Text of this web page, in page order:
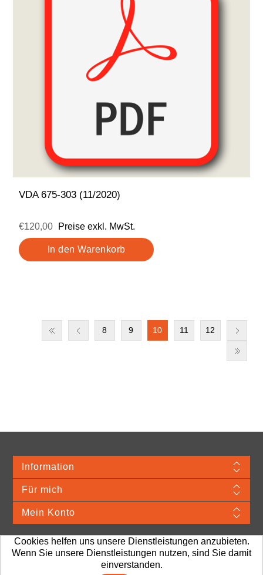
VDA 675-303 (11/2020)
€120,00 Preise exkl. MwSt.
8 9 10 11 12
Information
Für mich
Mein Konto
Merchandise Material © 2026 VDA. Webshop provided by TJ Systems.
Preise sind exkl. MwSt. Porto und Bearbeitung
Cookies helfen uns unsere Dienstleistungen anzubieten.
Wenn Sie unsere Dienstleistungen nutzen, sind Sie damit
einverstanden.